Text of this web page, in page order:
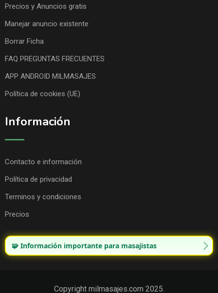
Precios y Anuncios gratis
Manejar anuncio existente
Borrar Ficha
FAQ PREGUNTAS FRECUENTES
APP ANDROID MILMASAJES
Política de cookies (UE)
Información
Contacto e información
Política de privacidad
Terminos y condiciones
Precios
🧩 Información importante para masajistas
Copyright milmasajes.com 2025.